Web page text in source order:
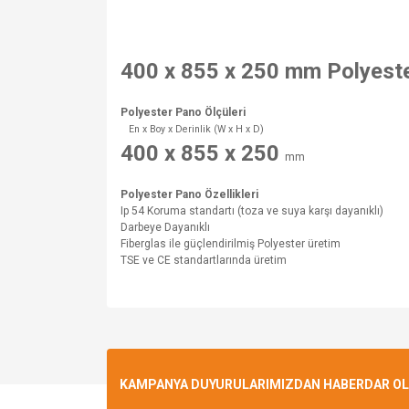
400 x 855 x 250 mm
Polyester Pano Ölçüleri
En x Boy x Derinlik (W x H x D)
400 x 855 x 250 mm
Polyester Pano Özellikleri
Ip 54 Koruma standartı (toza ve suya karşı dayanıklı)
Darbeye Dayanıklı
Fiberglas ile güçlendirilmiş Polyester üretim
TSE ve CE standartlarında üretim
Ürün resmi kalitesiz, bozuk veya
KAMPANYA DUYURULARIMIZDAN HABERDAR